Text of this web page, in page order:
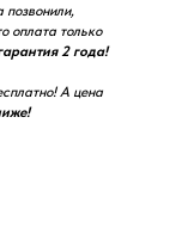
позвонили,
оплата только
2 года!
А цена